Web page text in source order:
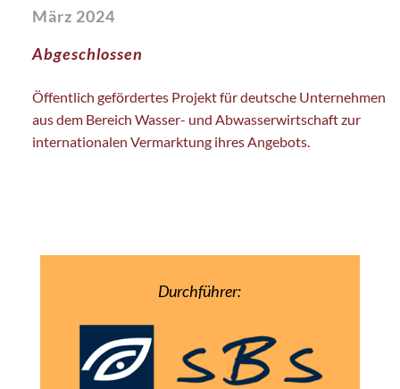
März 2024
Abgeschlossen
Öffentlich gefördertes Projekt für deutsche Unternehmen
aus dem Bereich Wasser- und Abwasserwirtschaft zur
internationalen Vermarktung ihres Angebots.
Durchführer: